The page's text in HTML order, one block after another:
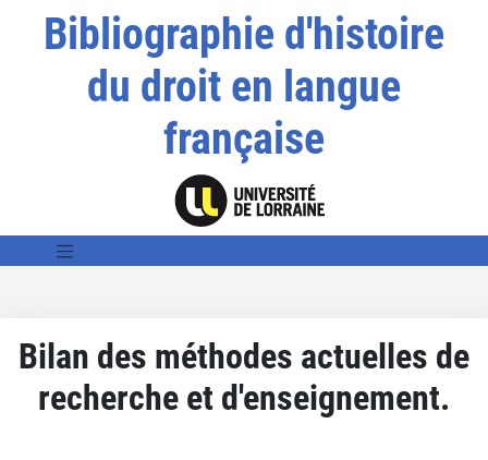
Bibliographie d'histoire
du droit en langue
française
Bilan des méthodes actuelles de
recherche et d'enseignement.